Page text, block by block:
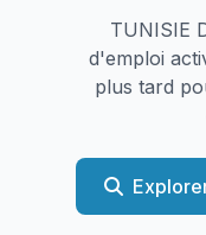
TUNISIE
d'emploi
plus tard